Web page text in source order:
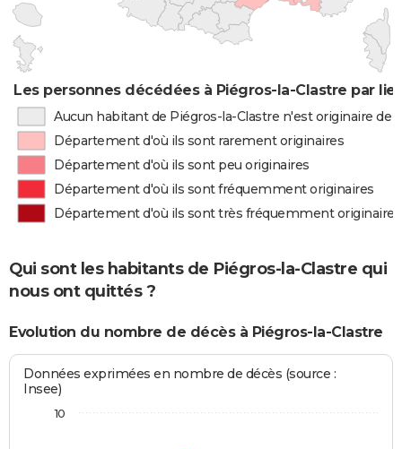
Les personnes décédées à Piégros-la-Clastre par
Aucun habitant de Piégros-la-Clastre n'est originaire de
Département d'où ils sont rarement originaires
Département d'où ils sont peu originaires
Département d'où ils sont fréquemment originaires
Département d'où ils sont très fréquemment originaires
Qui sont les habitants de Piégros-la-Clastre qui
nous ont quittés ?
Evolution du nombre de décès à Piégros-la-Clastre
Données exprimées en nombre de décès (source :
Insee)
10